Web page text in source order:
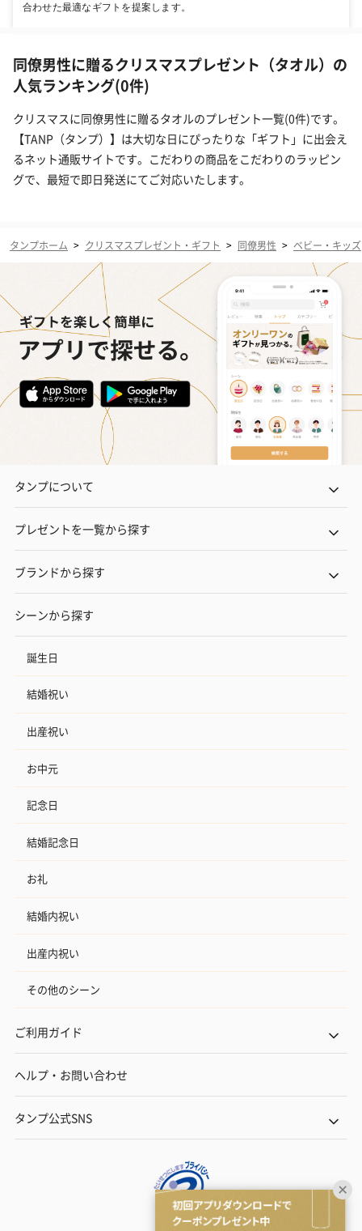
合わせた最適なギフトを提案します。
同僚男性に贈るクリスマスプレゼント（タオル）の
人気ランキング(0件)
クリスマスに同僚男性に贈るタオルのプレゼント一覧(0件)です。
【TANP（タンプ）】は大切な日にぴったりな「ギフト」に出会え
るネット通販サイトです。こだわりの商品をこだわりのラッピン
グで、最短で即日発送にてご対応いたします。
タンプホーム > クリスマスプレゼント・ギフト > 同僚男性 > ベビー・キッズ
タンプについて
プレゼントを一覧から探す
ブランドから探す
シーンから探す
誕生日
結婚祝い
出産祝い
お中元
記念日
結婚記念日
お礼
結婚内祝い
出産内祝い
その他のシーン
ご利用ガイド
ヘルプ・お問い合わせ
タンプ公式SNS